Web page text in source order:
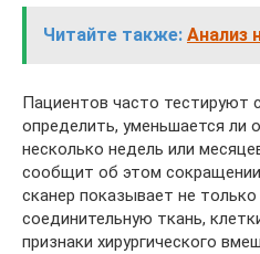
Читайте также: Анализ
Пациентов часто
определить, уменьшается ли
несколько недель или
сообщит об этом
сканер показывает не только
соединительную ткань,
признаки хирургического